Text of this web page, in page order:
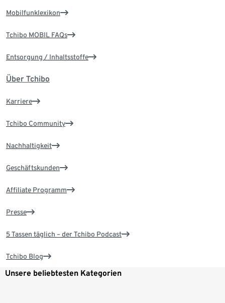
Mobilfunklexikon
Tchibo MOBIL FAQs
Entsorgung / Inhaltsstoffe
Über Tchibo
Karriere
Tchibo Community
Nachhaltigkeit
Geschäftskunden
Affiliate Programm
Presse
5 Tassen täglich – der Tchibo Podcast
Tchibo Blog
Unsere beliebtesten Kategorien